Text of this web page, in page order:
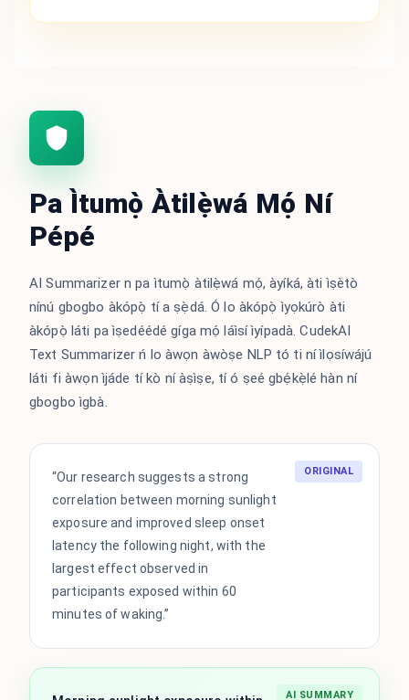
Pa Ìtumọ̀ Àtilẹ̀wá Mọ́ Ní
Pépé
AI Summarizer n pa ìtumọ̀ àtilẹ̀wá mọ́, àyíká, àti ìṣètò
nínú gbogbo àkópọ̀ tí a ṣẹ̀dá. Ó lo àkópọ̀ ìyọkúrò àti
àkópọ̀ láti pa ìṣedéédé gíga mọ́ láìsí ìyípadà. CudekAI
Text Summarizer ń lo àwọn àwòṣe NLP tó ti ní ìlọsíwájú
láti fi àwọn ìjáde tí kò ní àṣìṣe, tí ó ṣeé gbẹ́kẹ̀lé hàn ní
gbogbo ìgbà.
ORIGINAL
“Our research suggests a strong
correlation between morning sunlight
exposure and improved sleep onset
latency the following night, with the
largest effect observed in
participants exposed within 60
minutes of waking.”
AI SUMMARY